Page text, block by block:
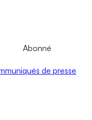
Abonné
de presse